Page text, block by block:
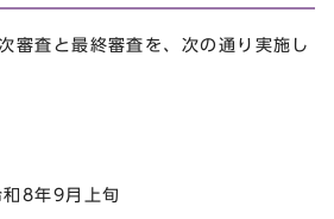
審査と最終審査を、次の通り実施し
8年9月上旬